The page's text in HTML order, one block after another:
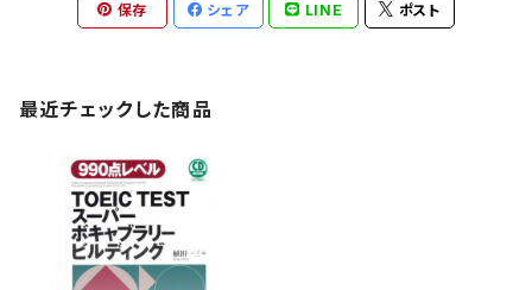
保存 シェア LINE ポスト
最近チェックした商品